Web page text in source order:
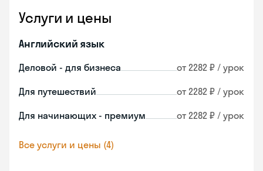
Услуги и цены
Английский язык
Деловой - для бизнеса от 2282 ₽ / урок
Для путешествий от 2282 ₽ / урок
Для начинающих - премиум от 2282 ₽ / урок
Все услуги и цены (4)